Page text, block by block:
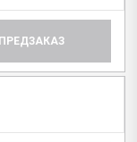
ПРЕДЗАКАЗ